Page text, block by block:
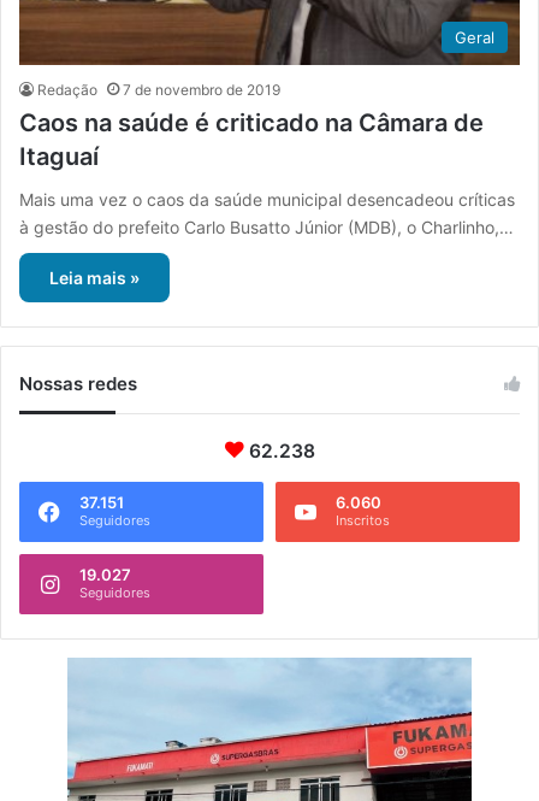
Geral
Redação 7 de novembro de 2019
Caos na saúde é criticado na Câmara de
Itaguaí
Mais uma vez o caos da saúde municipal desencadeou críticas
à gestão do prefeito Carlo Busatto Júnior (MDB), o Charlinho,…
Leia mais »
Nossas redes
62.238
37.151
Seguidores
6.060
Inscritos
19.027
Seguidores